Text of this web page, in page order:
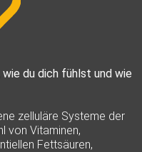
du dich fühlst und wie
zelluläre Systeme der
von Vitaminen,
Fettsäuren,